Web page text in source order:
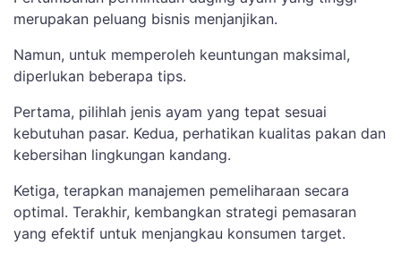
merupakan peluang bisnis menjanjikan.
Namun, untuk memperoleh keuntungan maksimal,
diperlukan beberapa tips.
Pertama, pilihlah jenis ayam yang tepat sesuai
kebutuhan pasar. Kedua, perhatikan kualitas pakan dan
kebersihan lingkungan kandang.
Ketiga, terapkan manajemen pemeliharaan secara
optimal. Terakhir, kembangkan strategi pemasaran
yang efektif untuk menjangkau konsumen target.